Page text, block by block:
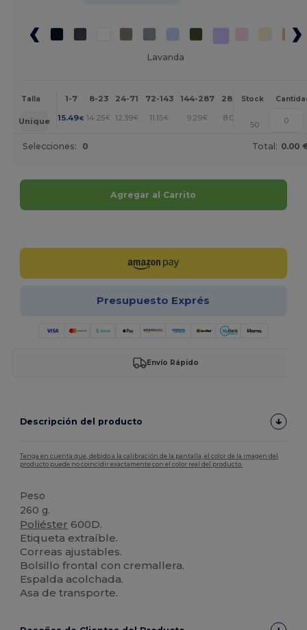
Lavanda
Talla 1-7 8-23 24-71 72-143 144-287 288 + Más
Stock
Unique 15.49€ 14.25€ 12.39€ 11.15€ 9.29€ 8.05 +
50
Selecciones: 0 Total: 0.00
Agregar al Carrito
Presupuesto Exprés
Envío Rápido
Descripción del producto
Tenga en cuenta que, debido a la calibración de la pantalla, el color de la imagen del
producto puede no coincidir exactamente con el color real del producto.
Peso
260 g.
Poliéster 600D.
Etiqueta extraíble.
Correas ajustables.
Bolsillo frontal con cremallera.
Espalda acolchada.
Asa de transporte.